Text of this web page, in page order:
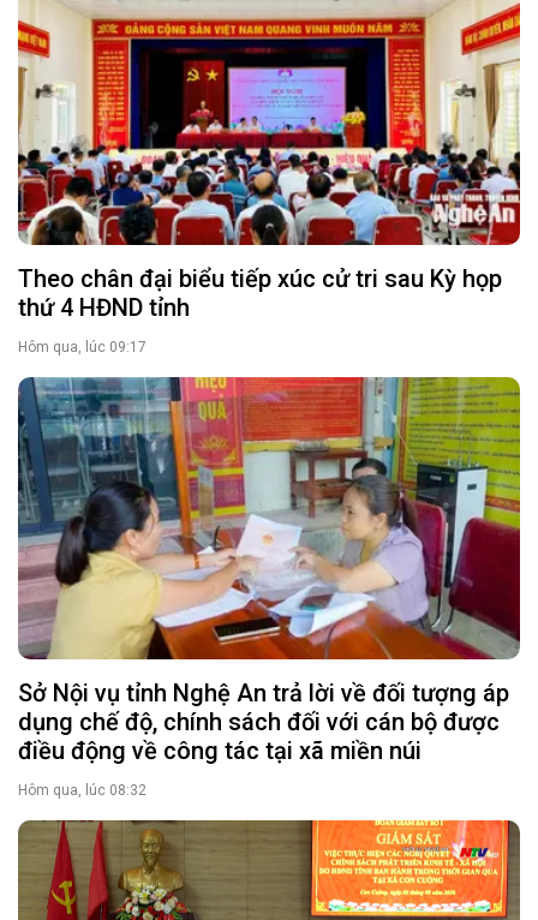
Theo chân đại biểu tiếp xúc cử tri sau Kỳ họp
thứ 4 HĐND tỉnh
Hôm qua, lúc 09:17
Sở Nội vụ tỉnh Nghệ An trả lời về đối tượng áp
dụng chế độ, chính sách đối với cán bộ được
điều động về công tác tại xã miền núi
Hôm qua, lúc 08:32